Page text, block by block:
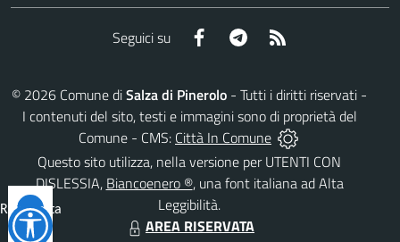
Seguici su Facebook Telegram
© 2026 Comune diSalza di Pinerolo - Tutti i diritti riservati -
I contenuti del sito, testi e immagini sono di proprietà del
Comune - CMS: Città In Comune
Questo sito utilizza, nella versione per UTENTI CON
DISLESSIA, Biancoenero ®, una font italiana ad Alta
Leggibilità.
AREA RISERVATA
Reimposta
tutto